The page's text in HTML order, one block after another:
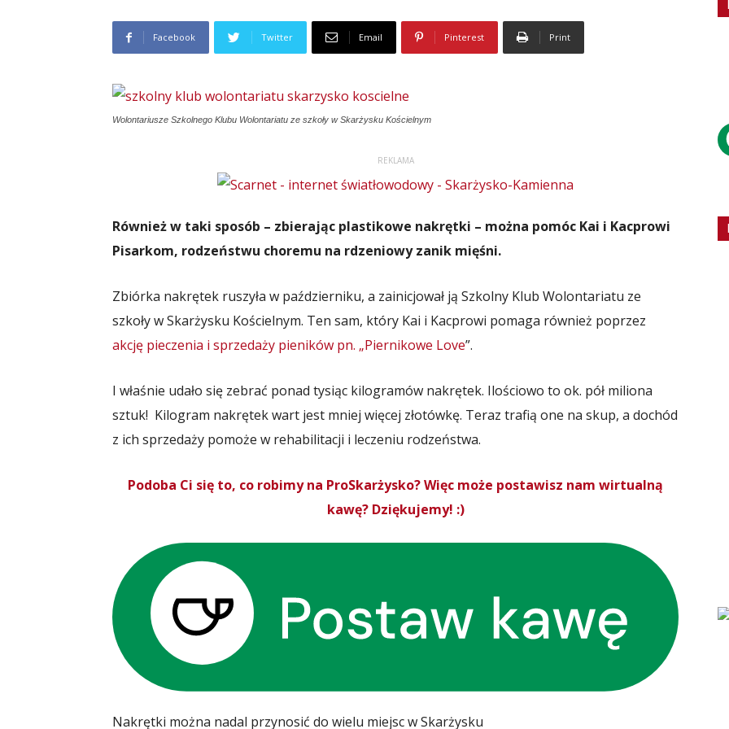
Facebook Twitter Email Pinterest Print
Wolontariusze Szkolnego Klubu Wolontariatu ze szkoły w Skarżysku Kościelnym
REKLAMA
Również w taki sposób – zbierając plastikowe nakrętki – można pomóc Kai i Kacprowi
Pisarkom, rodzeństwu choremu na rdzeniowy zanik mięśni.
Zbiórka nakrętek ruszyła w październiku, a zainicjował ją Szkolny Klub Wolontariatu ze
szkoły w Skarżysku Kościelnym. Ten sam, który Kai i Kacprowi pomaga również poprzez
akcję pieczenia i sprzedaży pieników pn. „Piernikowe Love”.
I właśnie udało się zebrać ponad tysiąc kilogramów nakrętek. Ilościowo to ok. pół miliona
sztuk! Kilogram nakrętek wart jest mniej więcej złotówkę. Teraz trafią one na skup, a dochód
z ich sprzedaży pomoże w rehabilitacji i leczeniu rodzeństwa.
Podoba Ci się to, co robimy na ProSkarżysko? Więc może postawisz nam wirtualną
kawę? Dziękujemy! :)
Nakrętki można nadal przynosić do wielu miejsc w Skarżysku